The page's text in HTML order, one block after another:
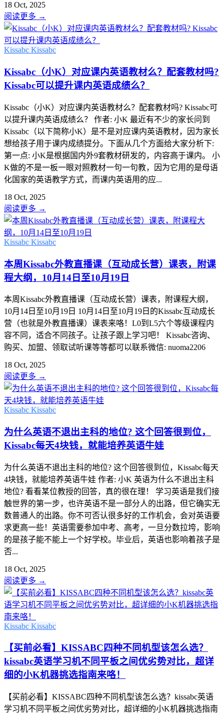
18 Oct, 2025
阅读更多 →
Kissabc Kissabc
Kissabc（小K）对应课内英语教材么？配套教材吗?
Kissabc可以提升课内英语成绩么？
Kissabc（小K）对应课内英语教材么？配套教材吗? Kissabc可
以提升课内英语成绩么？ 作者: 小K 最近有不少的家长问到
Kissabc（以下简称小K）是不是对应课内英语教材，因为家长
想给孩子用于课内成绩提分。下面从几个方面给大家分析下:
第一点: 小K是根据国内外9套教材研发的，内容高于课内。 小
K做的不是一板一眼对照教材一句一句教，因为它用的是母语
化国家的英语教学方式，而课内英语用的应...
18 Oct, 2025
阅读更多 →
Kissabc Kissabc
本周Kissabc外教直播课（互动成长营）课表，附课
程大纲，10月14日至10月19日
本周Kissabc外教直播课（互动成长营）课表，附课程大纲，
10月14日至10月19日 10月14日至10月19日的Kissabc互动成长
营（也就是外教直播课）课表来咯！L0到L5六个等级课程内
容不同，适合不同孩子。让孩子跟上学习吧！ Kissabc咨询、
购买、加盟、领取试听课等等都可以联系微信: nuoma2206
18 Oct, 2025
阅读更多 →
Kissabc Kissabc
为什么英语不退出主科的地位? 这个回答很到位，
Kissabc每天4块钱，就能培养英语牛娃
为什么英语不退出主科的地位? 这个回答很到位，Kissabc每天
4块钱，就能培养英语牛娃 作者: 小K 英语为什么不退出主科
地位? 看看某位教授的回答，真的很在理！ 学习英语是我们接
触世界的第一步，也许英语不是一部分人的出路，但它确实无
数普通人的出路。你不可否认很多好的工作机会，会对英语要
求更高一些！英语需要参加中考、高考，一旦分数拉垮，影响
的是孩子能不能上一个好学校。毕业后，英语也影响着孩子是
否...
18 Oct, 2025
阅读更多 →
Kissabc Kissabc
【买前必看】KISSABC四种不同机型该怎么选？
kissabc英语学习机不同平板之间优劣势对比，超详
细的小K机器挑选指南来咯！
【买前必看】KISSABC四种不同机型该怎么选？kissabc英语
学习机不同平板之间优劣势对比，超详细的小K机器挑选指南